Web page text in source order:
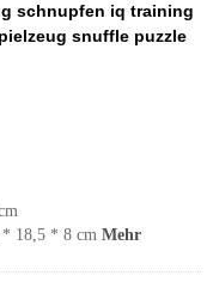
schnupfen iq training
snuffle puzzle
* 18,5 * 8 cm Mehr